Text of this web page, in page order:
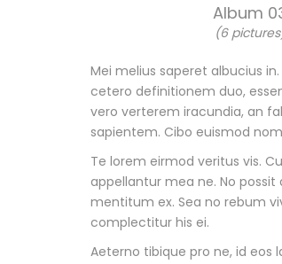
Album
(6
Mei melius saperet albucius
cetero definitionem duo,
vero verterem iracundia, an
sapientem. Cibo euismod
Te lorem eirmod veritus vis.
appellantur mea ne. No
mentitum ex. Sea no rebum
complectitur his ei.
Aeterno tibique pro ne, id eos